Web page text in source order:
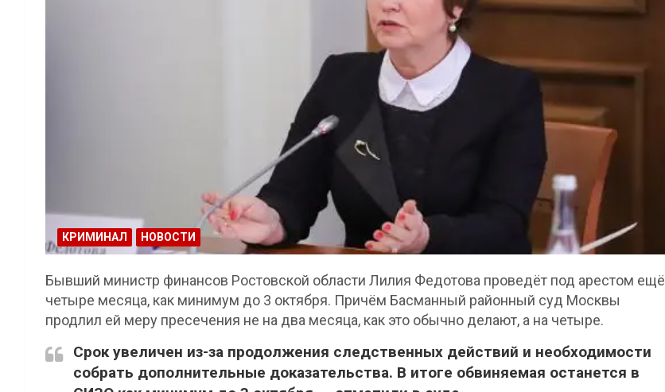
КРИМИНАЛ НОВОСТИ
Бывший министр финансов Ростовской области Лилия Федотова проведёт под арестом ещё
четыре месяца, как минимум до 3 октября. Причём Басманный районный суд Москвы
продлил ей меру пресечения не на два месяца, как это обычно делают, а на четыре.
Срок увеличен из-за продолжения следственных действий и необходимости
собрать дополнительные доказательства. В итоге обвиняемая останется в